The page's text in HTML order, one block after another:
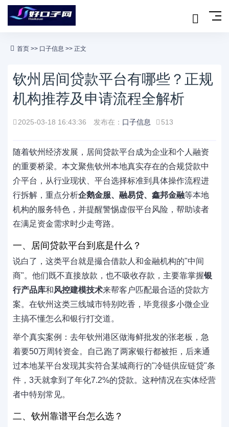
首页 >> 口子信息 >> 正文
钦州居间贷款平台有哪些？正规
机构推荐及申请流程全解析
2025-03-18 16:43:36 发布在： 口子信息 513
随着钦州经济发展，居间贷款平台成为企业和个人融资
的重要桥梁。本文聚焦钦州本地真实存在的合规贷款中
介平台，从行业现状、平台选择标准到具体操作流程进
行拆解，重点分析企鹅金服、融易贷、鑫邦金融等本地
机构的服务特色，并提醒警惕虚假平台风险，帮助读者
在满足资金需求时少走弯路。
一、居间贷款平台到底是什么？
说白了，这类平台就是撮合借款人和金融机构的"中间
商"。他们既不直接放款，也不吸收存款，主要靠掌握银
行产品库和风控建模技术来帮客户匹配最合适的贷款方
案。在钦州这类三线城市特别吃香，毕竟很多小微企业
主搞不懂怎么和银行打交道。
举个真实案例：去年钦州港区做海鲜批发的张老板，急
着要50万周转资金。自己跑了两家银行都被拒，后来通
过本地某平台发现其实符合某城商行的"冷链供应链贷"条
件，3天就拿到了年化7.2%的贷款。这种情况在实体经营
者中特别常见。
二、钦州靠谱平台怎么选？